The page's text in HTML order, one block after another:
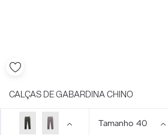
CALÇAS DE GABARDINA CHINO
Tamanho 40